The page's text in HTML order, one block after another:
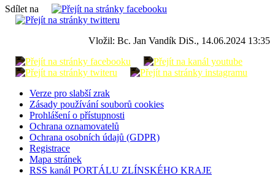
Sdílet na
Vložil: Bc. Jan Vandík DiS., 14.06.2024 13:35
Verze pro slabší zrak
Zásady používání souborů cookies
Prohlášení o přístupnosti
Ochrana oznamovatelů
Ochrana osobních údajů (GDPR)
Registrace
Mapa stránek
RSS kanál PORTÁLU ZLÍNSKÉHO KRAJE